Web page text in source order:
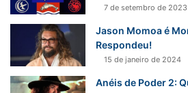
7 de setembro de 2023
Jason Momoa é
Respondeu!
15 de janeiro de 2024
Anéis de Poder 2: